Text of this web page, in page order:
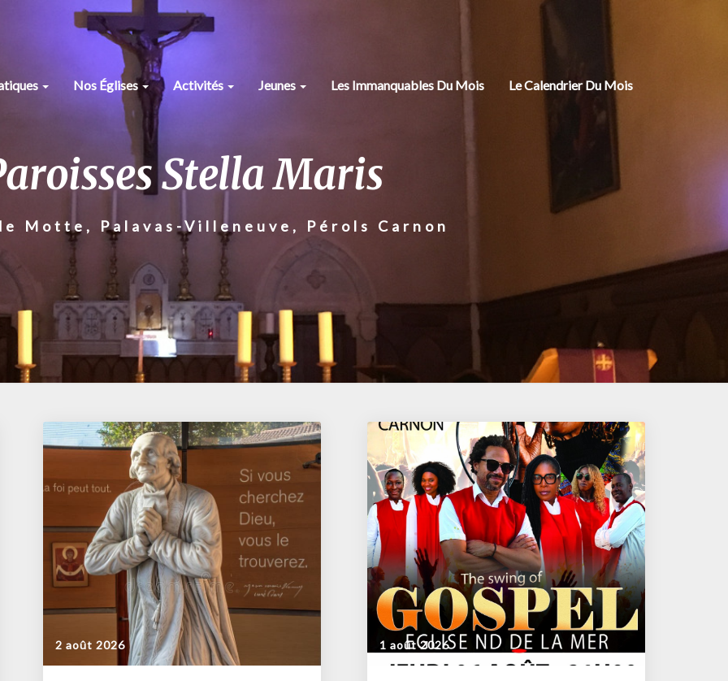
Nos Églises Activités Jeunes Les Immanquables Du Mois Le Calendrier Du Mois
Stella Maris
Motte, Palavas-Villeneuve, Pérols Carnon
2 août 2026 1 août 2026